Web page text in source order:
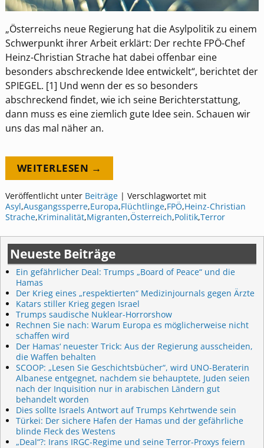
„Österreichs neue Regierung hat die Asylpolitik zu einem
Schwerpunkt ihrer Arbeit erklärt: Der rechte FPÖ-Chef
Heinz-Christian Strache hat dabei offenbar eine
besonders abschreckende Idee entwickelt“, berichtet der
SPIEGEL. [1] Und wenn der es so besonders
abschreckend findet, wie ich seine Berichterstattung,
dann muss es eine ziemlich gute Idee sein. Schauen wir
uns das mal näher an.
WEITERLESEN →
Veröffentlicht unter Beiträge| Verschlagwortet mit
Asyl,Ausgangssperre,Europa,Flüchtlinge,FPÖ,Heinz-Christian
Strache,Kriminalität,Migranten,Österreich,Politik,Terror
Neueste Beiträge
Ein gefährlicher Deal: Trumps „Board of Peace“ und die
Hamas
Der Krieg eines „respektierten“ Medizinjournals gegen Ärzte
Katars stiller Krieg gegen Israel
Trumps saudische Nuklear-Horrorshow
Rechnen Sie nach: Warum Europa es möglicherweise nicht
schaffen wird
Der Hamas‘ neuester Trick: Aus der Regierung ausscheiden,
die Waffen behalten
SCOOP: „Lesen Sie Geschichtsbücher“, wird UNO-Beraterin
Albanese entgegnet, nachdem sie behauptete, Juden seien
nach der Inquisition nur in arabischen Ländern gut
behandelt worden
Dies sollte Israels Antwort auf Trumps Kehrtwende sein
Türkei: Der sichere Hafen der Hamas und der gefährliche
blinde Fleck des Westens
„Deal“?: Irans IRGC-Regime und seine Terror-Proxys feiern